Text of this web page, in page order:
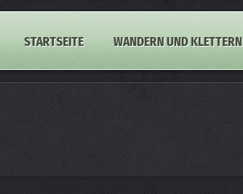
STARTSEITE WANDERN UND KLETTERN